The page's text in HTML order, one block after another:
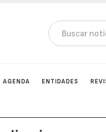
AGENDA ENTIDADES